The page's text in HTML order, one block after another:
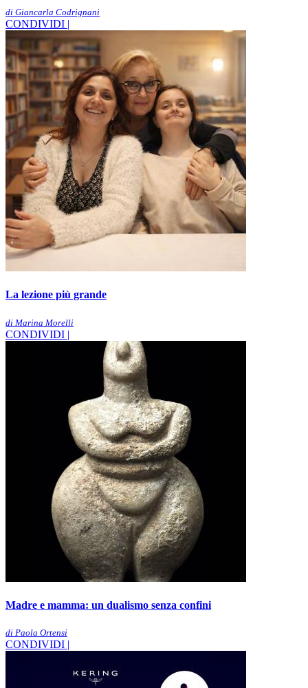
di Giancarla Codrignani
CONDIVIDI |
La lezione più grande
di Marina Morelli
CONDIVIDI |
Madre e mamma: un dualismo senza confini
di Paola Ortensi
CONDIVIDI |